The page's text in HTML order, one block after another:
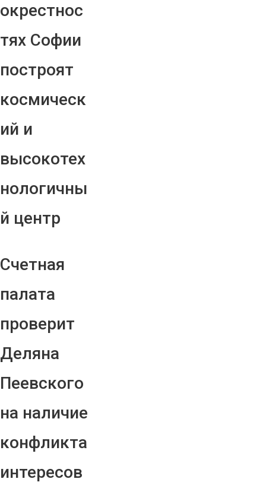
окрестнос
тях Софии
построят
космическ
ий и
высокотех
нологичны
й центр
Счетная
палата
проверит
Деляна
Пеевского
на наличие
конфликта
интересов